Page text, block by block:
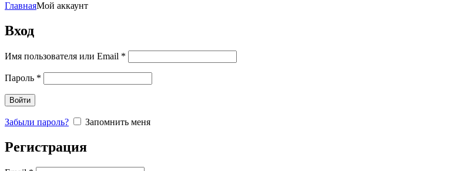
ГлавнаяМой аккаунт
Вход
Имя пользователя или Email *
Пароль *
Войти
Забыли пароль? Запомнить меня
Регистрация